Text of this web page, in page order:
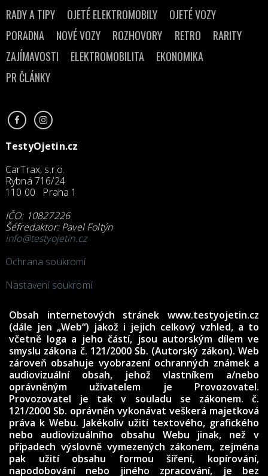
RADY A TIPY OJETÉ ELEKTROMOBILY
OJETÉ VOZY
PORADNA
NOVÉ VOZY ROZHOVORY RETRO
RARITY
ZAJÍMAVOSTI
ELEKTROMOBILITA
EKONOMIKA
PR ČLÁNKY
TestyOjetin.cz
CarTrax, s.r.o.
Rybná 716/24
110 00 Praha 1
IČO: 10827226
Šéfredaktor: Pavel Foltýn
info@testyojetin.cz
Ochrana soukromí
Nastavení soukromí
Obsah internetových stránek www.testyojetin.cz
(dále jen „Web“) jakož i jejich celkový vzhled, a to
včetně loga a jeho částí, jsou autorským dílem ve
smyslu zákona č. 121/2000 Sb. (Autorský zákon). Web
zároveň obsahuje vyobrazení ochranných známek a
audiovizuální obsah, jehož vlastníkem a/nebo
oprávněným uživatelem je Provozovatel.
Provozovatel je tak v souladu se zákonem. č.
121/2000 Sb. oprávněn vykonávat veškerá majetková
práva k Webu. Jakékoliv užití textového, grafického
nebo audiovizuálního obsahu Webu jinak, než v
případech výslovně vymezených zákonem, zejména
pak užití obsahu formou šíření, kopírování,
napodobování nebo jiného zpracování, je bez